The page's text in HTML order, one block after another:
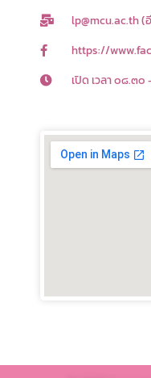
-
lp@mcu.ac.th (
https://
เปิด เวลา ๐๘.๓